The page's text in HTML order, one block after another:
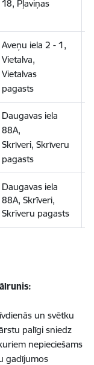
18, Pļaviņas
Aveņu iela 2 - 1,
Vietalva,
Vietalvas
pagasts
Daugavas iela
88A,
Skrīveri, Skrīveru
pagasts
Daugavas iela
88A, Skrīveri,
Skrīveru pagasts
un svētku
palīgi sniedz
nepieciešams
gadījumos